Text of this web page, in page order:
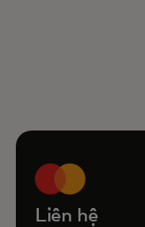
Liên hệ